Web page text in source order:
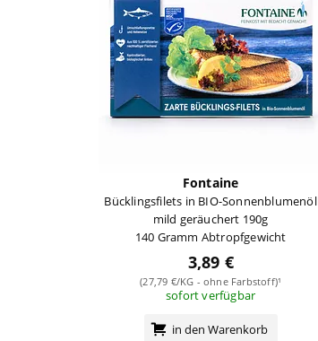
Fontaine
Bücklingsfilets in BIO-Sonnenblumenöl
mild geräuchert 190g
140 Gramm Abtropfgewicht
3,89 €
(27,79 €/KG - ohne Farbstoff)¹
sofort verfügbar
in den Warenkorb